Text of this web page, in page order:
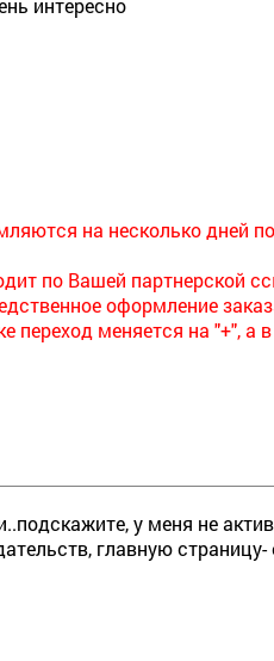
интересно
на несколько дней
по Вашей партнерской
оформление
переход меняется на "+",
у меня не
главную